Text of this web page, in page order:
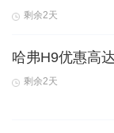
剩余2天
哈弗H9优惠高
剩余2天